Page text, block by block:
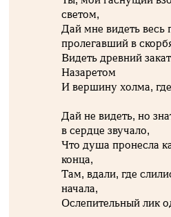
светом,
Дай мне видеть весь
пролегавший в
Видеть древний
Назаретом
И вершину холма,
Дай не видеть, но
в сердце звучало,
Что душа пронесла
конца,
Там, вдали, где
начала,
Ослепительный лик